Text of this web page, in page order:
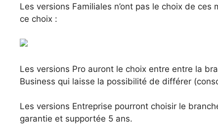
Les versions Familiales n’ont pas le choix de
ce choix :
Les versions Pro auront le choix entre entre la
Business qui laisse la possibilité de différer
Les versions Entreprise pourront choisir le
garantie et supportée 5 ans.